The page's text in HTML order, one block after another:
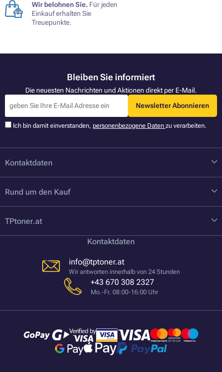
Wir belohnen Sie. Für jeden
Einkauf erhalten Sie
Treuepunkte.
Bleiben Sie informiert
Die neuesten Nachrichten und Aktionen direkt per E-Mail.
Newsletter Abonnieren
Ich bin damit einverstanden, personenbezogene Daten zu verarbeiten.
Kontaktdaten
Rund um den Kauf
TPtoner.at
Kontaktdaten
info@tptoner.at
Wir antworten innerhalb von 24 Stunden
+43 670 308 2327
Mo.-Fr. 08:00-16:00 Uhr